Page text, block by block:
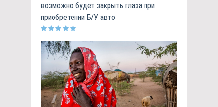
возможно будет закрыть глаза при
приобретении Б/У авто